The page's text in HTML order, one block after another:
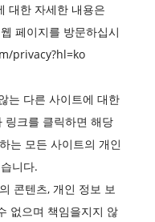
대한 자세한 내용은
페이지를 방문하십시
privacy?hl=ko
는 다른 사이트에 대한
링크를 클릭하면 해당
는 모든 사이트의 개인
니다.
콘텐츠, 개인 정보 보
없으며 책임을지지 않